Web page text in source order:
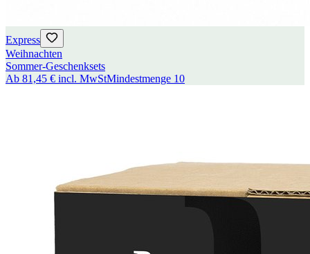
Express
Weihnachten
Sommer-Geschenksets
Ab 81,45 € incl. MwStMindestmenge 10